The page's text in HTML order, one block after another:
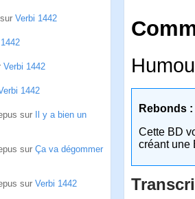
Verbi 1442
Verbi 1442
1442
sur
Il y a bien un
sur Ça va dégommer
sur Verbi 1442
Rebonds :
Cette BD
créant une